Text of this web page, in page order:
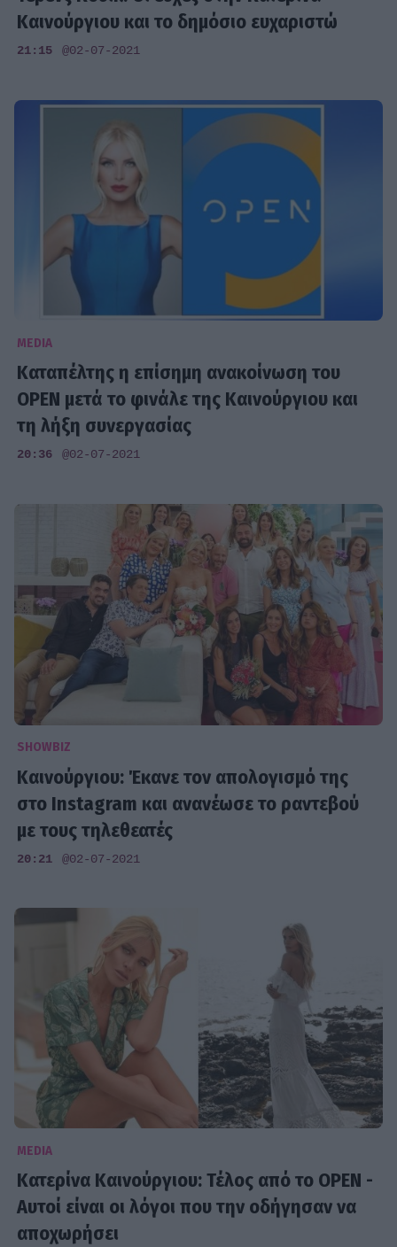
Καινούργιου και το δημόσιο ευχαριστώ
21:15 @02-07-2021
MEDIA
Καταπέλτης η επίσημη ανακοίνωση του
OPEN μετά το φινάλε της Καινούργιου και
τη λήξη συνεργασίας
20:36 @02-07-2021
SHOWBIZ
Καινούργιου: Έκανε τον απολογισμό της
στο Instagram και ανανέωσε το ραντεβού
με τους τηλεθεατές
20:21 @02-07-2021
MEDIA
Κατερίνα Καινούργιου: Τέλος από το OPEN -
Αυτοί είναι οι λόγοι που την οδήγησαν να
αποχωρήσει